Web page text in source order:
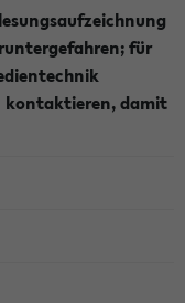
für
kontaktieren, damit